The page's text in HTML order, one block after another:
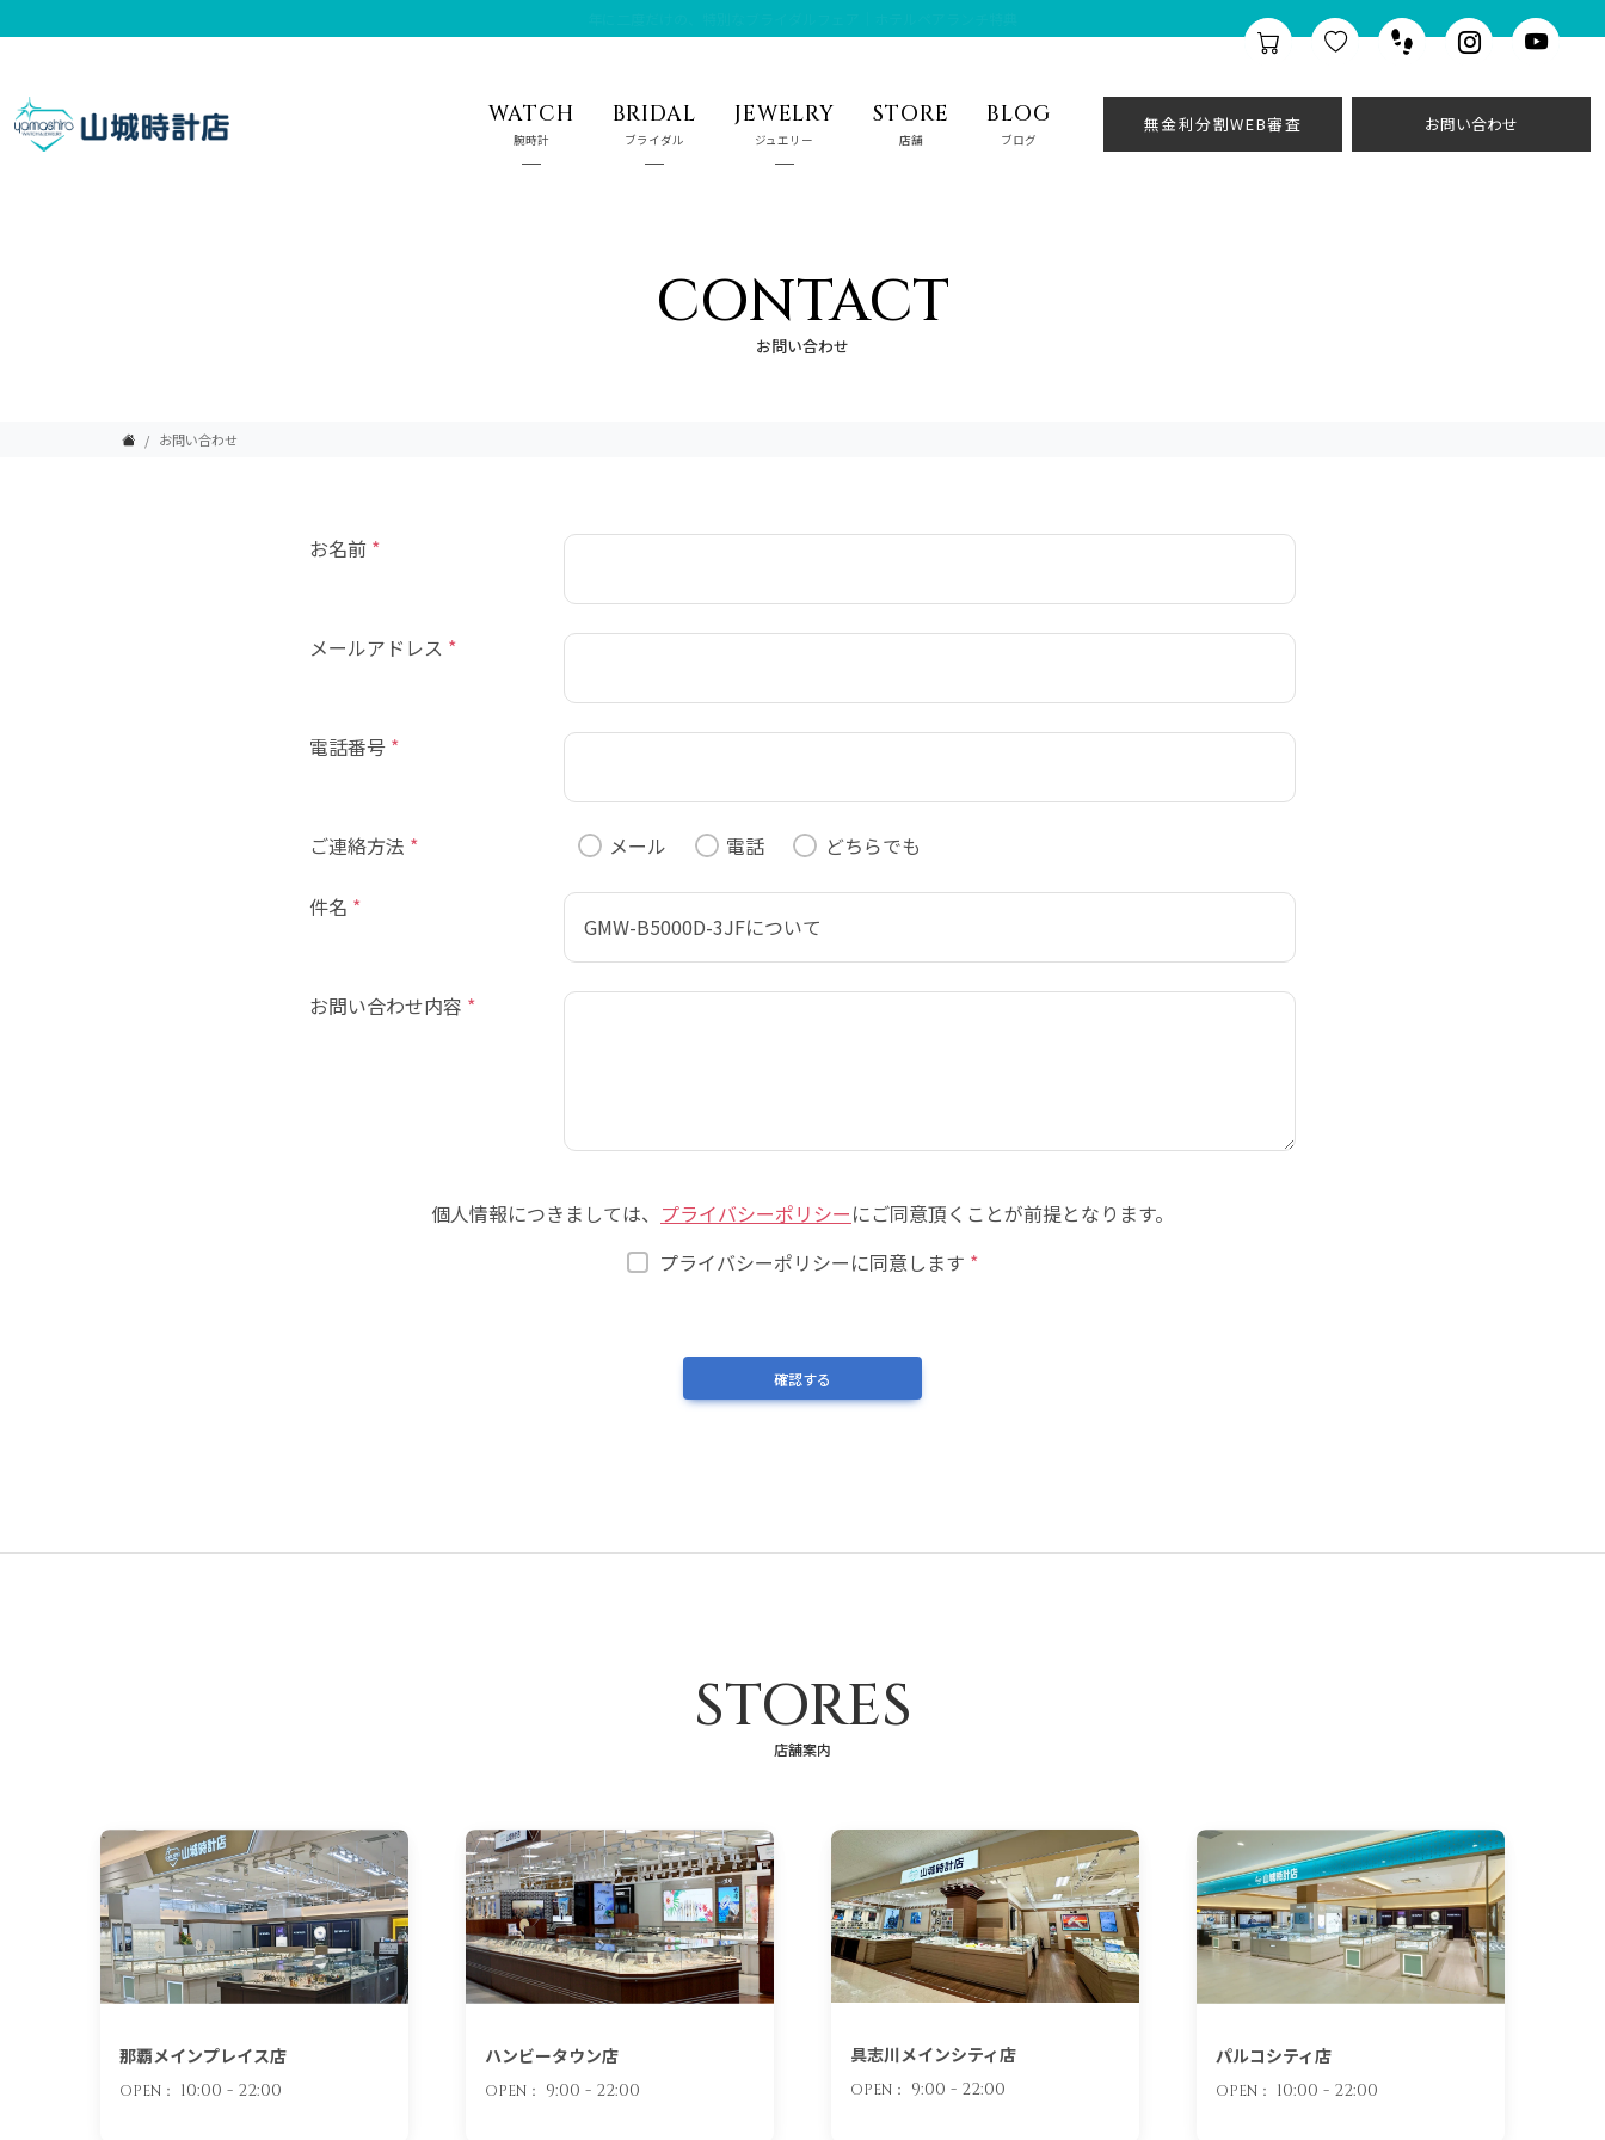
WATCH
腕時計
BRIDAL
ブライダル
JEWELRY
ジュエリー
STORE
店舗
BLOG
ブログ
無金利分割WEB審査 お問い合わせ
CONTACT
お問い合わせ
お問い合わせ
お名前 *
メールアドレス *
電話番号 *
ご連絡方法 * メール 電話 どちらでも
件名 *
お問い合わせ内容 *
個人情報につきましては、 プライバシーポリシーにご同意頂くことが前提となります。
プライバシーポリシーに同意します *
確認する
STORES
店舗案内
那覇メインプレイス店
OPEN： 10:00 - 22:00
ハンビータウン店
OPEN： 9:00 - 22:00
具志川メインシティ店
OPEN： 9:00 - 22:00
パルコシティ店
OPEN： 10:00 - 22:00